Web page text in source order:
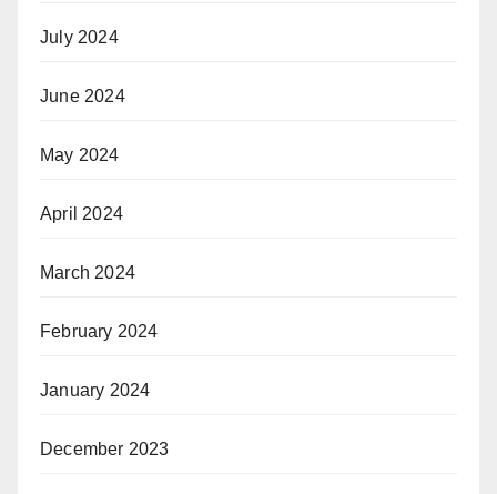
July 2024
June 2024
May 2024
April 2024
March 2024
February 2024
January 2024
December 2023